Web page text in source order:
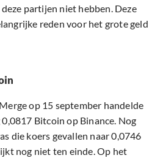
partijen niet hebben. Deze
reden voor het grote geld
op 15 september handelde
Bitcoin op Binance. Nog
die koers gevallen naar 0,0746
nog niet ten einde. Op het